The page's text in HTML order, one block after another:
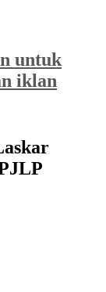
untuk
iklan